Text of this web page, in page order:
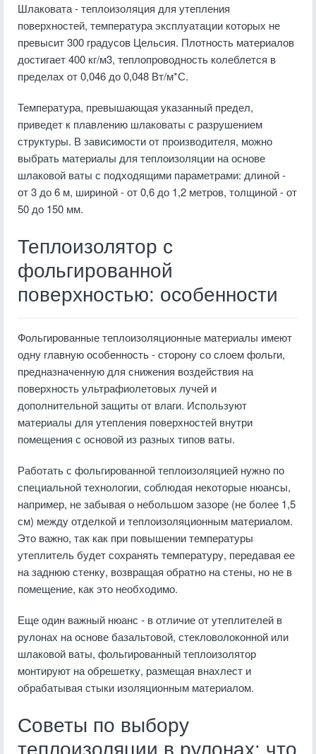
Шлаковата - теплоизоляция для утепления
поверхностей, температура эксплуатации которых не
превысит 300 градусов Цельсия. Плотность материалов
достигает 400 кг/м3, теплопроводность колеблется в
пределах от 0,046 до 0,048 Вт/м*С.
Температура, превышающая указанный предел,
приведет к плавлению шлаковаты с разрушением
структуры. В зависимости от производителя, можно
выбрать материалы для теплоизоляции на основе
шлаковой ваты с подходящими параметрами: длиной -
от 3 до 6 м, шириной - от 0,6 до 1,2 метров, толщиной - от
50 до 150 мм.
Теплоизолятор с
фольгированной
поверхностью: особенности
Фольгированные теплоизоляционные материалы имеют
одну главную особенность - сторону со слоем фольги,
предназначенную для снижения воздействия на
поверхность ультрафиолетовых лучей и
дополнительной защиты от влаги. Используют
материалы для утепления поверхностей внутри
помещения с основой из разных типов ваты.
Работать с фольгированной теплоизоляцией нужно по
специальной технологии, соблюдая некоторые нюансы,
например, не забывая о небольшом зазоре (не более 1,5
см) между отделкой и теплоизоляционным материалом.
Это важно, так как при повышении температуры
утеплитель будет сохранять температуру, передавая ее
на заднюю стенку, возвращая обратно на стены, но не в
помещение, как это необходимо.
Еще один важный нюанс - в отличие от утеплителей в
рулонах на основе базальтовой, стекловолоконной или
шлаковой ваты, фольгированный теплоизолятор
монтируют на обрешетку, размещая внахлест и
обрабатывая стыки изоляционным материалом.
Советы по выбору
теплоизоляции в рулонах: что